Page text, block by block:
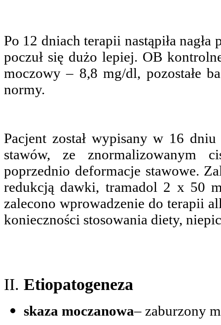
Po 12 dniach terapii nastąpiła
poczuł się dużo lepiej. OB
moczowy – 8,8 mg/dl, pozostałe
normy.
Pacjent został wypisany w 16
stawów, ze znormalizowanym
poprzednio deformacje stawowe.
redukcją dawki, tramadol 2 x 50
zalecono wprowadzenie do terapii
konieczności stosowania diety,
II. Etiopatogeneza
skaza moczanowa– zaburzony